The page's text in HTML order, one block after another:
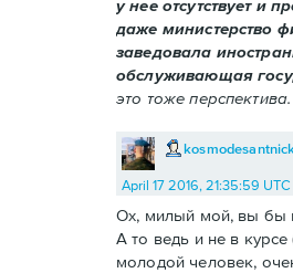
у нее отсутствует и
даже министерство
заведовала
обслуживающая
это тоже перспектива.
April 17 2016, 21:35:59 UTC
Ох, милый мой, вы бы
А то ведь и не в
молодой человек,